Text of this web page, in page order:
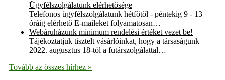
Ügyfélszolgálatunk elérhetősége
Telefonos ügyfélszolgálatunk hétfőtől - péntekig 9 - 13
óráig elérhető E-maileket folyamatosan…
Webáruházunk minimum rendelési értéket vezet be!
Tájékoztatjuk tisztelt vásárlóinkat, hogy a társaságunk
2022. augusztus 18-tól a futárszolgálattal…
Tovább az összes hírhez »